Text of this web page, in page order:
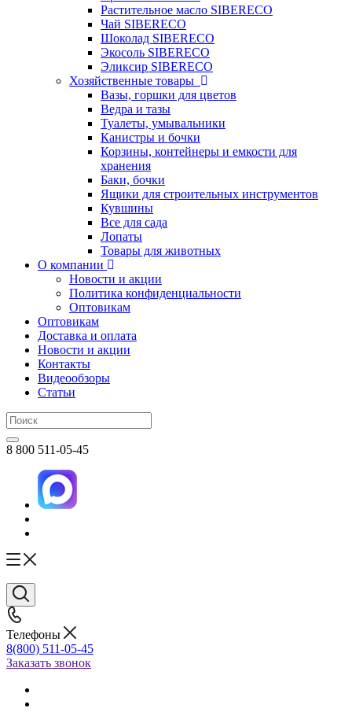
Растительное масло SIBERECO
Чай SIBERECO
Шоколад SIBERECO
Экосоль SIBERECO
Эликсир SIBERECO
Хозяйственные товары
Вазы, горшки для цветов
Ведра и тазы
Туалеты, умывальники
Канистры и бочки
Корзины, контейнеры и емкости для
хранения
Баки, бочки
Ящики для строительных инструментов
Кувшины
Все для сада
Лопаты
Товары для животных
О компании
Новости и акции
Политика конфиденциальности
Оптовикам
Оптовикам
Доставка и оплата
Новости и акции
Контакты
Видеообзоры
Статьи
8 800 511-05-45
Телефоны
8(800) 511-05-45
Заказать звонок